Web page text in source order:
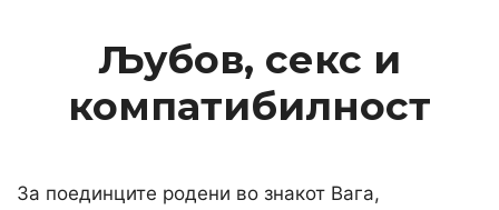
Љубов, секс и
компатибилност
За поединците родени во знакот Вага,